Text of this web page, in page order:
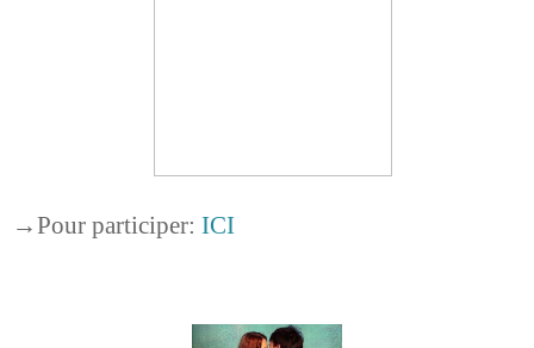
→Pour participer: ICI